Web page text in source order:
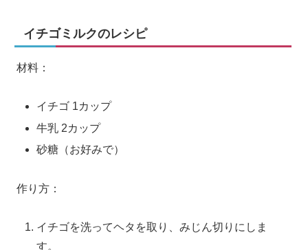
イチゴミルクのレシピ
材料：
イチゴ 1カップ
牛乳 2カップ
砂糖（お好みで）
作り方：
イチゴを洗ってヘタを取り、みじん切りにしま
す。